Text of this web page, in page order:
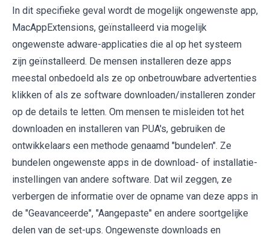
In dit specifieke geval wordt de mogelijk ongewenste app,
MacAppExtensions, geïnstalleerd via mogelijk
ongewenste adware-applicaties die al op het systeem
zijn geïnstalleerd. De mensen installeren deze apps
meestal onbedoeld als ze op onbetrouwbare advertenties
klikken of als ze software downloaden/installeren zonder
op de details te letten. Om mensen te misleiden tot het
downloaden en installeren van PUA's, gebruiken de
ontwikkelaars een methode genaamd "bundelen". Ze
bundelen ongewenste apps in de download- of installatie-
instellingen van andere software. Dat wil zeggen, ze
verbergen de informatie over de opname van deze apps in
de "Geavanceerde", "Aangepaste" en andere soortgelijke
delen van de set-ups. Ongewenste downloads en